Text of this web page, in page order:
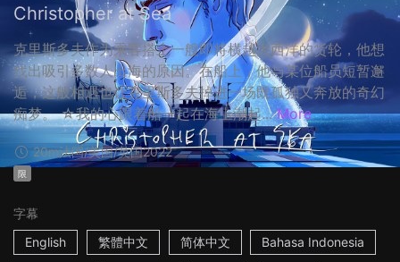
Christopher at Sea
克里斯多夫作为乘客搭上一艘即将横越大西洋的货轮，他想
找出吸引多数人出海的原因。在船上，他与某位船员短暂邂
逅，这般相遇也让克里斯多夫掉进一场既孤独又奔放的奇幻
痴梦。 ☆我的心跟着船一起在海上潮起... More
20m法国/美国/英国2022
限
字幕
English
繁體中文 简体中文 Bahasa Indonesia